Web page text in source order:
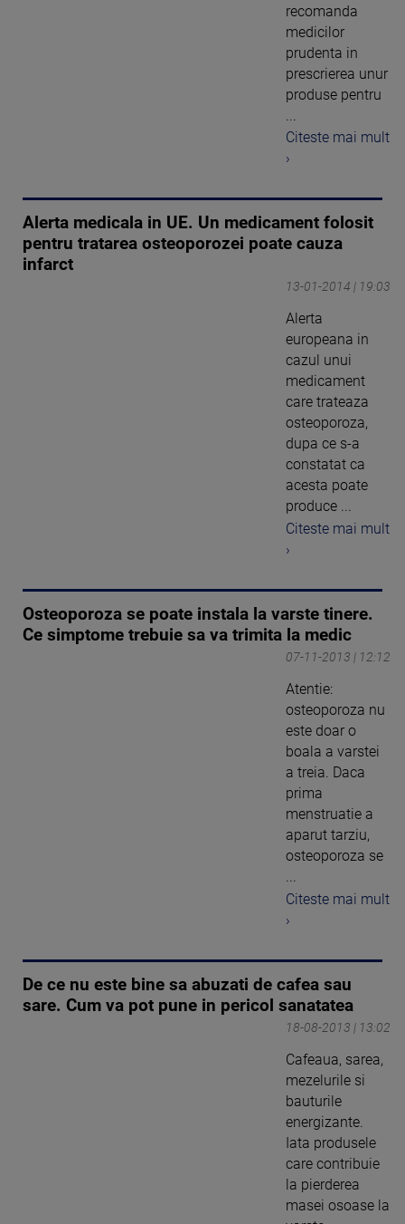
recomanda
medicilor
prudenta in
prescrierea unur
produse pentru
Citeste mai mult
›
Alerta medicala in UE. Un medicament folosit
pentru tratarea osteoporozei poate cauza
infarct
13-01-2014 | 19:03
Alerta
europeana in
cazul unui
medicament
care trateaza
osteoporoza,
dupa ce s-a
constatat ca
acesta poate
produce ...
Citeste mai mult
›
Osteoporoza se poate instala la varste tinere.
Ce simptome trebuie sa va trimita la medic
07-11-2013 | 12:12
Atentie:
osteoporoza nu
este doar o
boala a varstei
a treia. Daca
prima
menstruatie a
aparut tarziu,
osteoporoza se
...
Citeste mai mult
›
De ce nu este bine sa abuzati de cafea sau
sare. Cum va pot pune in pericol sanatatea
18-08-2013 | 13:02
Cafeaua, sarea,
mezelurile si
bauturile
energizante.
Iata produsele
care contribuie
la pierderea
masei osoase la